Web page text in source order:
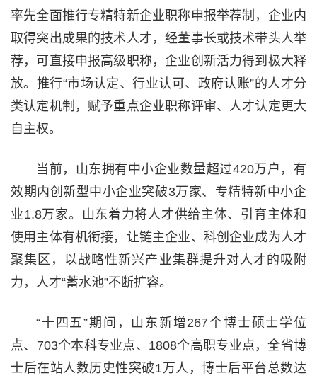
率先全面推行专精特新企业职称申报举荐制，企业内
取得突出成果的技术人才，经董事长或技术带头人举
荐，可直接申报高级职称，企业创新活力得到极大释
放。推行“市场认定、行业认可、政府认账”的人才分
类认定机制，赋予重点企业职称评审、人才认定更大
自主权。
当前，山东拥有中小企业数量超过420万户，有
效期内创新型中小企业突破3万家、专精特新中小企
业1.8万家。山东着力将人才供给主体、引育主体和
使用主体有机衔接，让链主企业、科创企业成为人才
聚集区，以战略性新兴产业集群提升对人才的吸附
力，人才“蓄水池”不断扩容。
“十四五”期间，山东新增267个博士硕士学位
点、703个本科专业点、1808个高职专业点，全省博
士后在站人数历史性突破1万人，博士后平台总数达